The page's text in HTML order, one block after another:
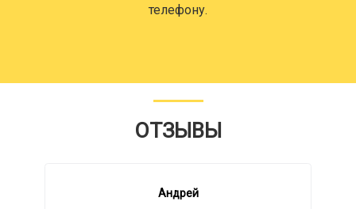
телефону.
ОТЗЫВЫ
Андрей